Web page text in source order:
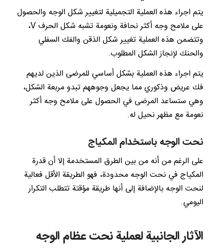
يتم اجراء هذه العملية التجميلية لتغيير شكل الوجه والحصول
على ملامح وجه أكثر نحافة ونعومة تشبه شكل الحرف V،
وتتضمن هذه العملية تغيير شكل الذقن والفك السفلي
والحنك لإنجاز الشكل المطلوب.
يتم اجراء هذه العملية بشكل أساسي للمرضى الذين لديهم
فك عريض وذكوري مما يجعل وجوههم تبدو مربعة الشكل،
وهي ستساعد المرضى في الحصول على ملامح وجه أكثر
نعومة مع مظهر نحيل له.
نحت الوجه باستخدام المكياج
على الرغم من أنه من بين الطرق المستخدمة إلا أن قدرة
المكياج في نحت الوجه محدودة، فهو الطريقة الأقل فعالية
لنحت الوجه بالإضافة إلى أنها طريقة مؤقتة تتطلب التكرار
اليومي.
الآثار الجانبية لعملية نحت عظام الوجه